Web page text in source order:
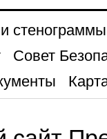
стенограммы
Совет